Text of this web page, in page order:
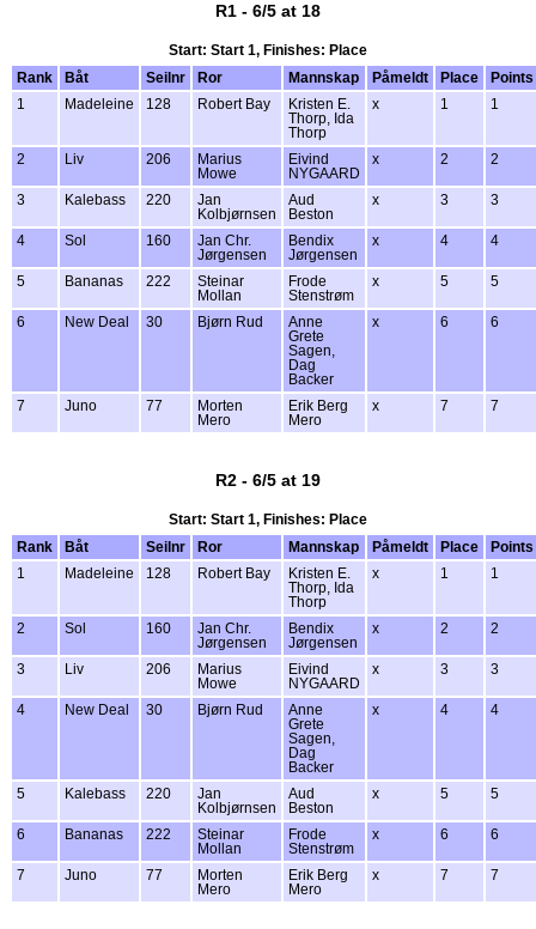
R1 - 6/5 at 18
Start: Start 1, Finishes: Place
Rank
Båt Seilnr Ror Mannskap Påmeldt Place
Points
1
Madeleine 128 Robert Bay
Kristen E.
Thorp, Ida
Thorp
x 1 1
2 Liv 206
Marius
Mowe
Eivind
NYGAARD
x 2 2
3 Kalebass 220
Jan
Kolbjørnsen
Aud
Beston
x 3 3
4 Sol 160
Jan Chr.
Jørgensen
Bendix
Jørgensen
x 4 4
5 Bananas 222
Steinar
Mollan
Frode
Stenstrøm
x 5 5
6 New Deal 30 Bjørn Rud
Anne
Grete
Sagen,
Dag
Backer
x 6 6
7 Juno 77
Morten
Mero
Erik Berg
Mero
x 7 7
R2 - 6/5 at 19
Start: Start 1, Finishes: Place
Rank
Båt Seilnr Ror Mannskap Påmeldt Place
Points
1
Madeleine 128 Robert Bay
Kristen E.
Thorp, Ida
Thorp
x 1 1
2 Sol 160
Jan Chr.
Jørgensen
Bendix
Jørgensen
x 2 2
3 Liv 206
Marius
Mowe
Eivind
NYGAARD
x 3 3
4 New Deal 30 Bjørn Rud
Anne
Grete
Sagen,
Dag
Backer
x 4 4
5 Kalebass 220
Jan
Kolbjørnsen
Aud
Beston
x 5 5
6 Bananas 222
Steinar
Mollan
Frode
Stenstrøm
x 6 6
7 Juno 77
Morten
Mero
Erik Berg
Mero
x 7 7